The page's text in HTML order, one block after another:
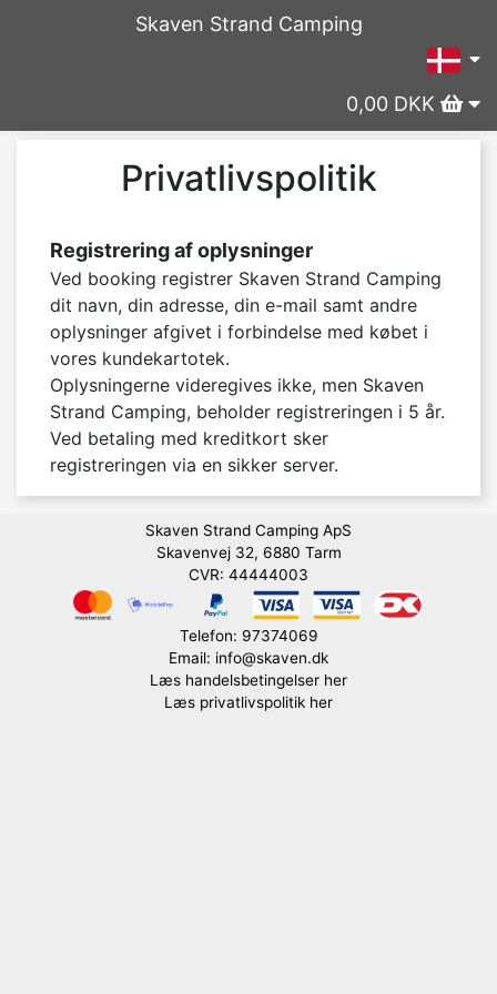
Skaven Strand Camping
0,00 DKK
Privatlivspolitik
Registrering af oplysninger
Ved booking registrer Skaven Strand Camping
dit navn, din adresse, din e-mail samt andre
oplysninger afgivet i forbindelse med købet i
vores kundekartotek.
Oplysningerne videregives ikke, men Skaven
Strand Camping, beholder registreringen i 5 år.
Ved betaling med kreditkort sker
registreringen via en sikker server.
Skaven Strand Camping ApS
Skavenvej 32, 6880 Tarm
CVR: 44444003
Telefon: 97374069
Email: info@skaven.dk
Læs handelsbetingelser her
Læs privatlivspolitik her